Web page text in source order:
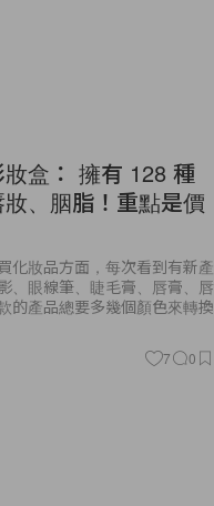
盒： 擁有 128 種
、胭脂！重點是價
化妝品方面，每次看到有新產
、眼線筆、睫毛膏、唇膏、唇
的產品總要多幾個顏色來轉換
7 0